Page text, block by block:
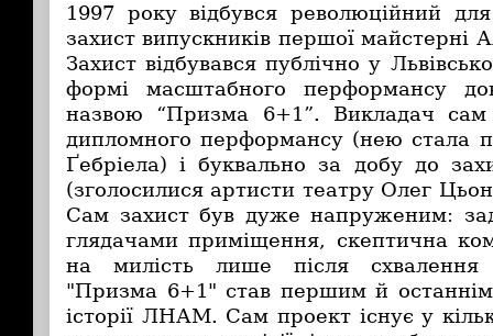
1997 року відбувся революційний
захист випускників першої
Захист відбувався публічно у
формі масштабного перформансу
назвою “Призма 6+1”. Викладач сам
дипломного перформансу (нею стала
Ґебріела) і буквально за добу до
(зголосилися артисти театру Олег
Сам захист був дуже напруженим:
глядачами приміщення, скептична
на милість лише після схвалення
"Призма 6+1" став першим й
історії ЛНАМ. Сам проект існує у